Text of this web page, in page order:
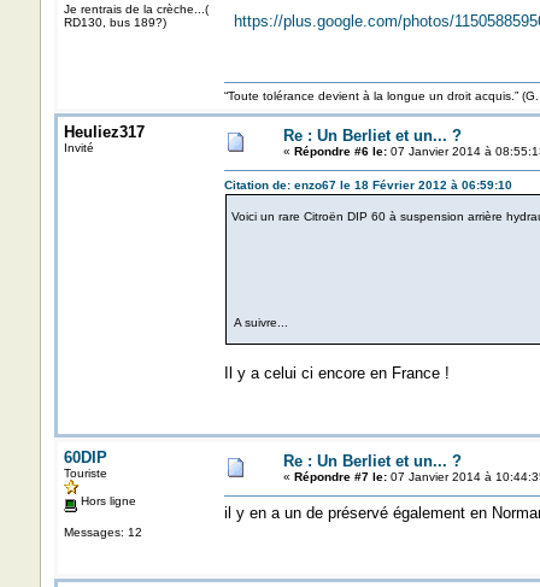
Je rentrais de la crèche...(
RD130, bus 189?)
https://plus.google.com/photos/
“Toute tolérance devient à la longue un droit acquis.”
Heuliez317
Invité
Re : Un Berliet et un... ?
« Répondre #6 le:07 Janvier 2014 à
Citation de: enzo67 le 18 Février 2012 à 06:59:10
Voici un rare Citroën DIP 60 à suspension arrière
A suivre...
Il y a celui ci encore en France !
60DIP
Touriste
Hors ligne
Messages: 12
Re : Un Berliet et un... ?
« Répondre #7 le:07 Janvier 2014 à
il y en a un de préservé également en